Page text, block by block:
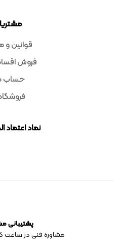
قوانین و
فروش
حساب
نماد اعتماد
پشتیبانی
مشاوره فنی در ساعت